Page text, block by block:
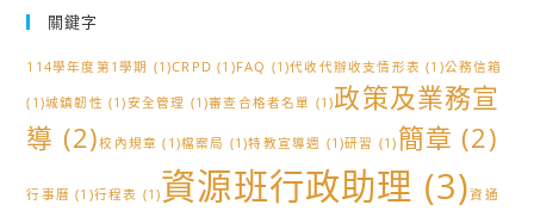
關鍵字
114學年度第1學期 (1)CRPD (1)FAQ (1)代收代辦收支情形表 (1)公務信箱
(1)城鎮韌性 (1)安全管理 (1)審查合格者名單 (1)政策及業務宣
導 (2)校內規章 (1)檔案局 (1)特教宣導週 (1)研習 (1) 簡章 (2)
行事曆 (1)行程表 (1)資源班行政助理 (3)資通